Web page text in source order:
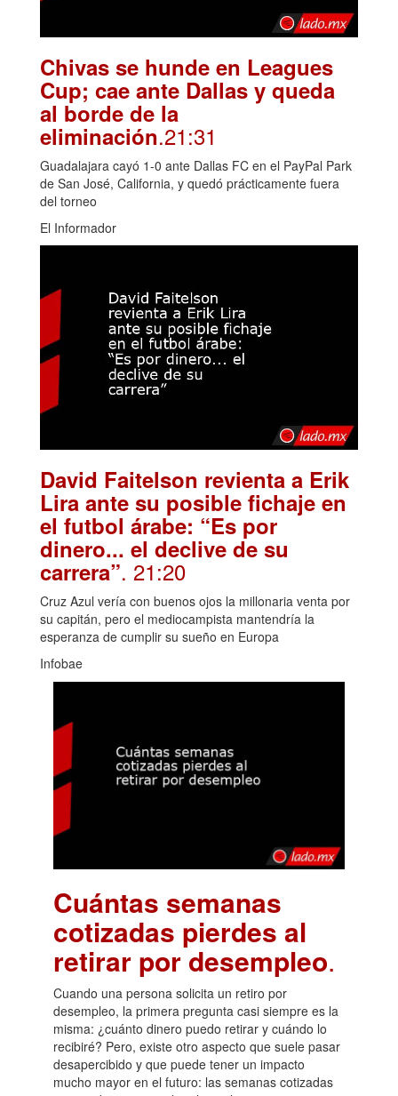
Chivas se hunde en Leagues
Cup; cae ante Dallas y queda
al borde de la
eliminación.21:31
Guadalajara cayó 1-0 ante Dallas FC en el PayPal Park
de San José, California, y quedó prácticamente fuera
del torneo
El Informador
David Faitelson revienta a Erik
Lira ante su posible fichaje en
el futbol árabe: “Es por
dinero... el declive de su
carrera”. 21:20
Cruz Azul vería con buenos ojos la millonaria venta por
su capitán, pero el mediocampista mantendría la
esperanza de cumplir su sueño en Europa
Infobae
Cuántas semanas
cotizadas pierdes al
retirar por desempleo.
Cuando una persona solicita un retiro por
desempleo, la primera pregunta casi siempre es la
misma: ¿cuánto dinero puedo retirar y cuándo lo
recibiré? Pero, existe otro aspecto que suele pasar
desapercibido y que puede tener un impacto
mucho mayor en el futuro: las semanas cotizadas